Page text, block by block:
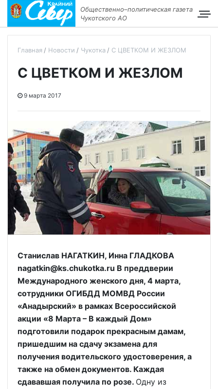
Общественно–политическая газета
Чукотского АО
Главная Новости Чукотка С ЦВЕТКОМ И ЖЕЗЛОМ
С ЦВЕТКОМ И ЖЕЗЛОМ
9 марта 2017
Станислав НАГАТКИН, Инна ГЛАДКОВА
nagatkin@ks.chukotka.ru В преддверии
Международного женского дня, 4 марта,
сотрудники ОГИБДД МОМВД России
«Анадырский» в рамках Всероссийской
акции «8 Марта – В каждый Дом»
подготовили подарок прекрасным дамам,
пришедшим на сдачу экзамена для
получения водительского удостоверения, а
также на обмен документов. Каждая
сдававшая получила по розе. Одну из